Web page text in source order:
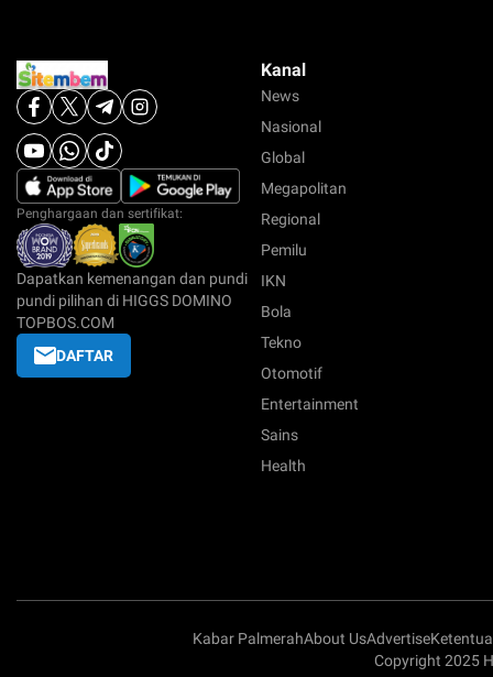
Penghargaan dan sertifikat:
Dapatkan kemenangan dan pundi
pundi pilihan di HIGGS DOMINO
TOPBOS.COM
DAFTAR
Kanal
News
Nasional
Global
Megapolitan
Regional
Pemilu
IKN
Bola
Tekno
Otomotif
Entertainment
Sains
Health
Kabar PalmerahAbout UsAdvertise
Copyright 2025